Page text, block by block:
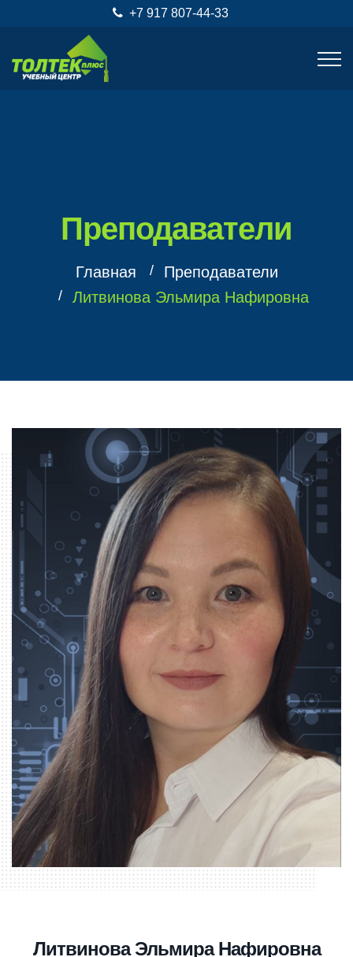
+7 917 807-44-33
Преподаватели
Главная
Преподаватели
Литвинова Эльмира Нафировна
Литвинова Эльмира Нафировна